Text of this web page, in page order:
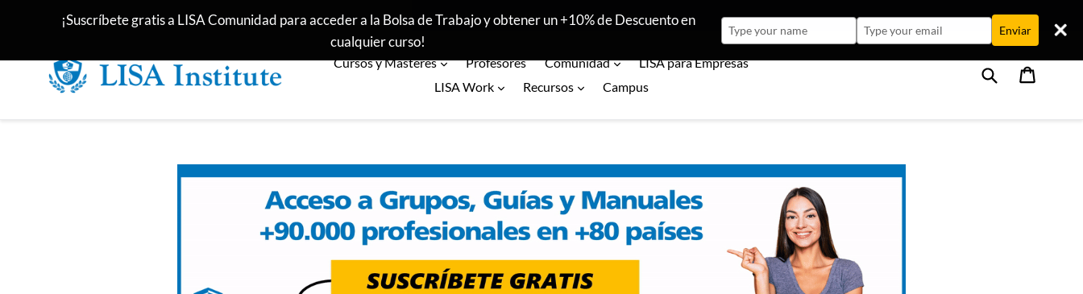
directamente
contenido
¡Conoce las opiniones de nuestros +19.500 alumnos!
Cursos y Másteres expandir
Profesores Comunidad expandir
LISA para Empresas
LISA Work
expandir
Recursos expandir
Campus
Buscar
¡Suscríbete gratis a LISA Comunidad para acceder a la Bolsa de Trabajo y obtener un +10% de Descuento en
cualquier curso!
Type
your
name
Type
your
Enviar